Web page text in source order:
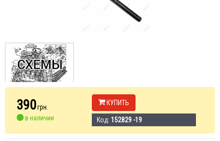
390грн.
в наличии
КУПИТЬ
Код: 152829 -19